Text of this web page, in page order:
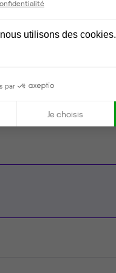
d'attente
détente
utilisons des cookies.
par
Je choisis